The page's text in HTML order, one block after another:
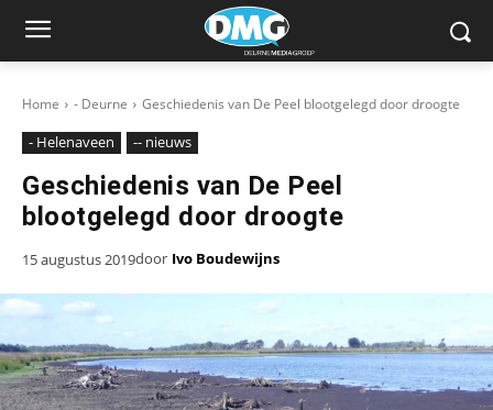
Home - Deurne Geschiedenis van De Peel blootgelegd door droogte
- Helenaveen -- nieuws
Geschiedenis van De Peel
blootgelegd door droogte
15 augustus 2019door Ivo Boudewijns